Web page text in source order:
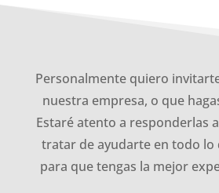
Personalmente quiero
nuestra empresa, o que
Estaré atento a responderlas
tratar de ayudarte en todo lo
para que tengas la mejor